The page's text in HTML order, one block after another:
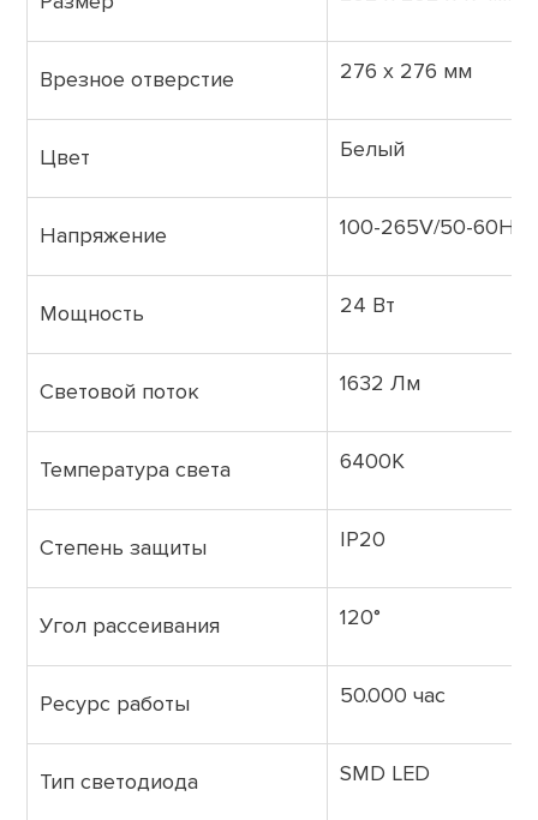
Врезное отверстие 276 х 276 мм
Цвет Белый
Напряжение 100-265V/50-60Hz
Мощность 24 Вт
Световой поток 1632 Лм
Температура света 6400K
Степень защиты IP20
Угол рассеивания 120°
Ресурс работы 50.000 час
Тип светодиода SMD LED